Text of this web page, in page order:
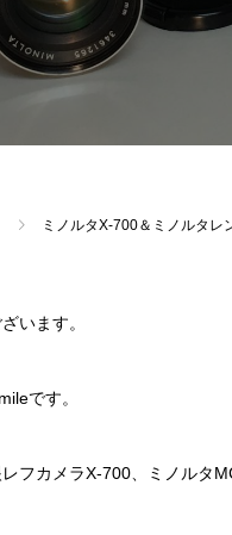
ミノルタX-700＆ミノルタレ
います。
です。
フカメラX-700、ミノルタ